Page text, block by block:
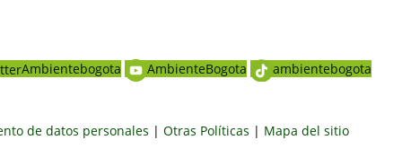
Ambientebogota AmbienteBogota ambientebogota
de datos personales | Otras Políticas | Mapa del sitio